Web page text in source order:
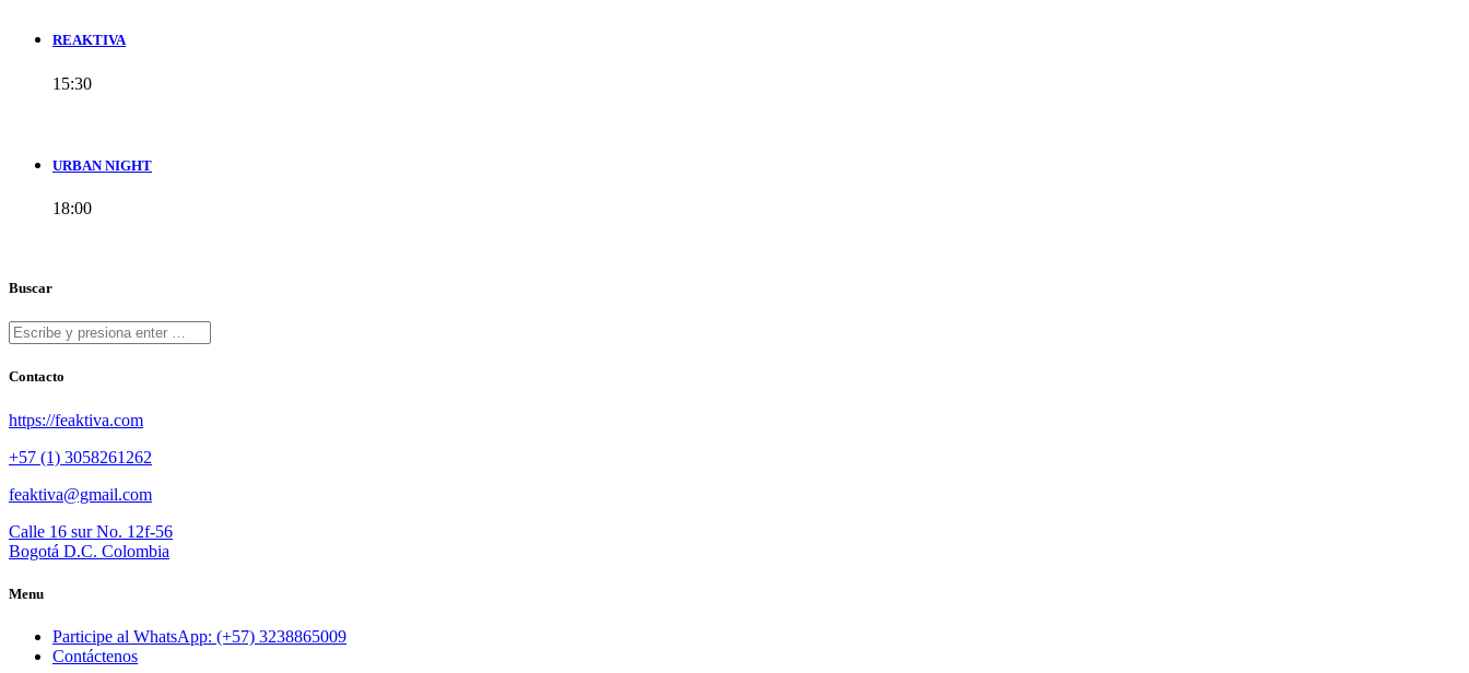
REAKTIVA
15:30
URBAN NIGHT
18:00
Buscar
Contacto
https://feaktiva.com
+57 (1) 3058261262
feaktiva@gmail.com
Calle 16 sur No. 12f-56
Bogotá D.C. Colombia
Menu
Participe al WhatsApp: (+57) 3238865009
Contáctenos